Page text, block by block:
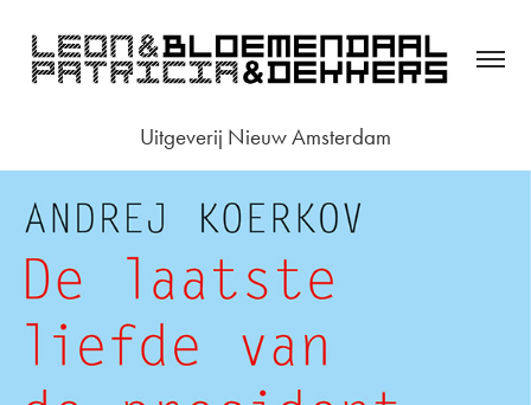
Uitgeverij Nieuw Amsterdam